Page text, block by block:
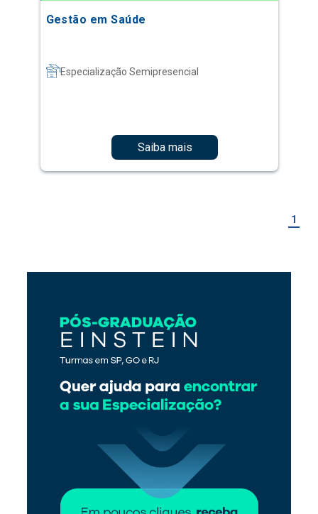
Gestão em Saúde
Especialização Semipresencial
Saiba mais
1